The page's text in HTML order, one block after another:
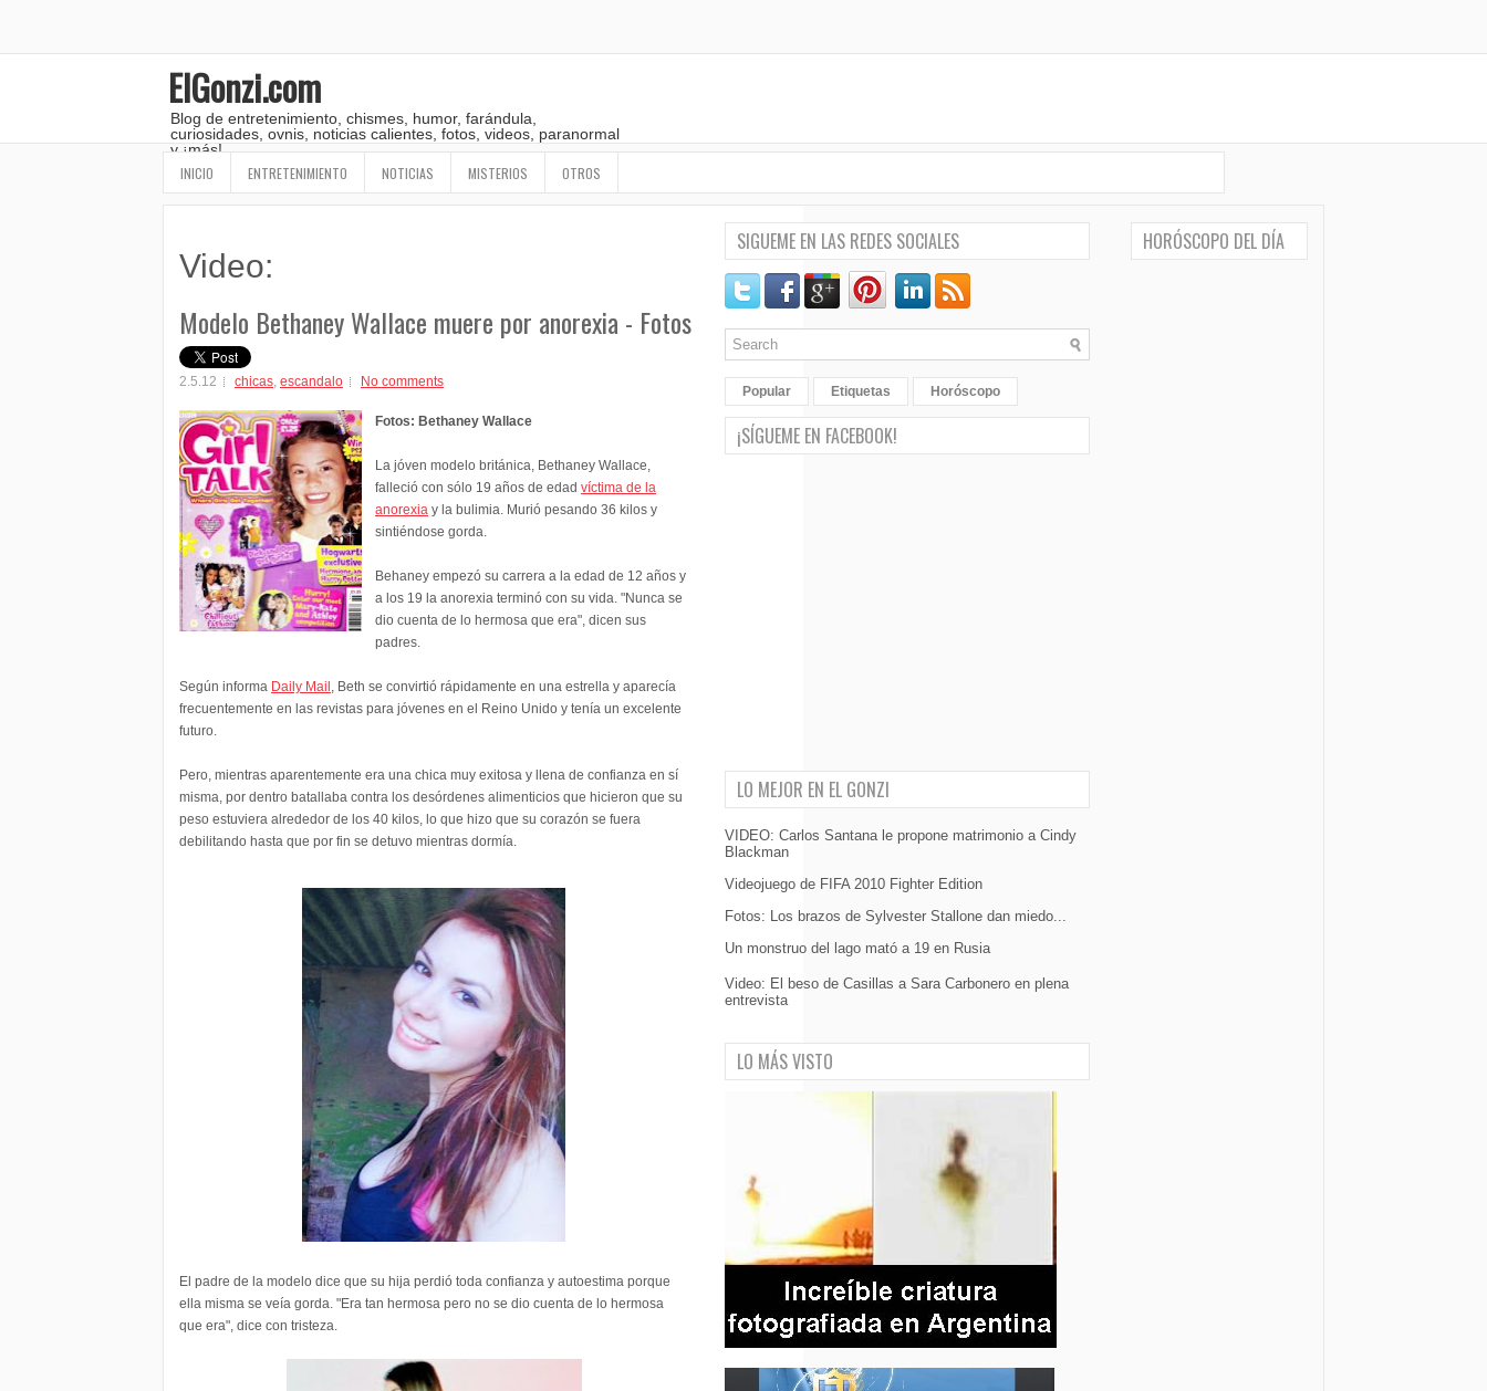
ElGonzi.com
Blog de entretenimiento, chismes, humor, farándula,
curiosidades, ovnis, noticias calientes, fotos, videos, paranormal
y ¡más!
INICIO ENTRETENIMIENTO NOTICIAS MISTERIOS OTROS
Video:
Modelo Bethaney Wallace muere por anorexia - Fotos
2.5.12 chicas, escandalo No comments
Fotos: Bethaney Wallace
La jóven modelo británica, Bethaney Wallace,
falleció con sólo 19 años de edad víctima de la
anorexia y la bulimia. Murió pesando 36 kilos y
sintiéndose gorda.
Behaney empezó su carrera a la edad de 12 años y
a los 19 la anorexia terminó con su vida. "Nunca se
dio cuenta de lo hermosa que era", dicen sus
padres.
Según informa Daily Mail, Beth se convirtió rápidamente en una estrella y aparecía
frecuentemente en las revistas para jóvenes en el Reino Unido y tenía un excelente
futuro.
Pero, mientras aparentemente era una chica muy exitosa y llena de confianza en sí
misma, por dentro batallaba contra los desórdenes alimenticios que hicieron que su
peso estuviera alrededor de los 40 kilos, lo que hizo que su corazón se fuera
debilitando hasta que por fin se detuvo mientras dormía.
El padre de la modelo dice que su hija perdió toda confianza y autoestima porque
ella misma se veía gorda. "Era tan hermosa pero no se dio cuenta de lo hermosa
que era", dice con tristeza.
SIGUEME EN LAS REDES SOCIALES
Popular Etiquetas Horóscopo
¡SÍGUEME EN FACEBOOK!
LO MEJOR EN EL GONZI
VIDEO: Carlos Santana le propone matrimonio a Cindy
Blackman
Videojuego de FIFA 2010 Fighter Edition
Fotos: Los brazos de Sylvester Stallone dan miedo...
Un monstruo del lago mató a 19 en Rusia
Video: El beso de Casillas a Sara Carbonero en plena
entrevista
LO MÁS VISTO
HORÓSCOPO DEL DÍA